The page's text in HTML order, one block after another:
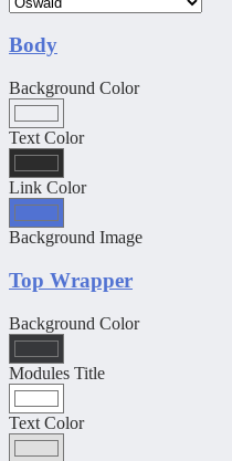
Body
Background Color
Text Color
Link Color
Background Image
Top Wrapper
Background Color
Modules Title
Text Color